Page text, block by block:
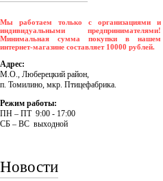
Мы работаем только с организациями и
индивидуальными предпринимателями!
Минимальная сумма покупки в нашем
интернет-магазине составляет 10000 рублей.
Адрес:
М.О., Люберецкий район,
п. Томилино, мкр. Птицефабрика.
Режим работы:
ПH – ПT 9:00 - 17:00
CБ – BC выходной
Новости